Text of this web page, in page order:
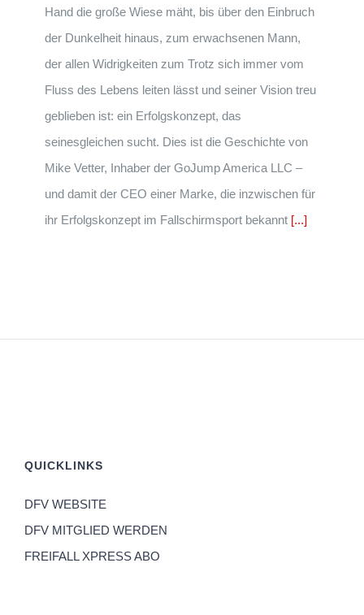
Hand die große Wiese mäht, bis über den Einbruch
der Dunkelheit hinaus, zum erwachsenen Mann,
der allen Widrigkeiten zum Trotz sich immer vom
Fluss des Lebens leiten lässt und seiner Vision treu
geblieben ist: ein Erfolgskonzept, das
seinesgleichen sucht. Dies ist die Geschichte von
Mike Vetter, Inhaber der GoJump America LLC –
und damit der CEO einer Marke, die inzwischen für
ihr Erfolgskonzept im Fallschirmsport bekannt [...]
QUICKLINKS
DFV WEBSITE
DFV MITGLIED WERDEN
FREIFALL XPRESS ABO